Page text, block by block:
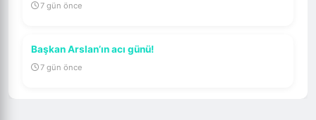
7 gün önce
Başkan Arslan’ın acı günü!
7 gün önce